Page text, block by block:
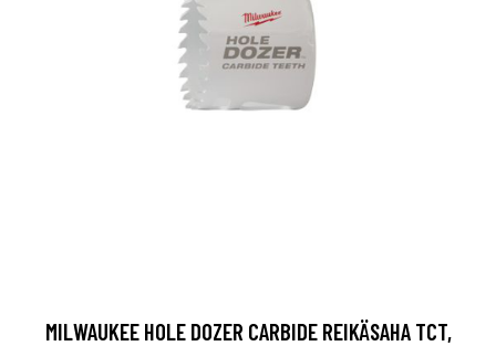
MILWAUKEE HOLE DOZER CARBIDE REIKÄSAHA TCT,